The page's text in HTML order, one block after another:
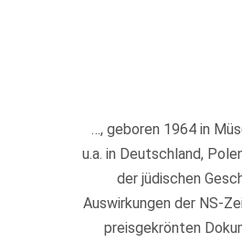
…, geboren 1964 in
u.a. in Deutschland,
der jüdischen
Auswirkungen der NS-
preisgekrönten